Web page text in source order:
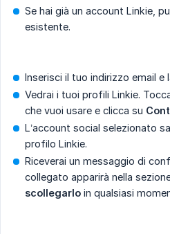
Se hai già un account Linkie,
esistente.
Inserisci il tuo indirizzo email e
Vedrai i tuoi profili Linkie.
che vuoi usare e clicca su
L’account social selezionato
profilo Linkie.
Riceverai un messaggio di
collegato apparirà nella
scollegarlo in qualsiasi